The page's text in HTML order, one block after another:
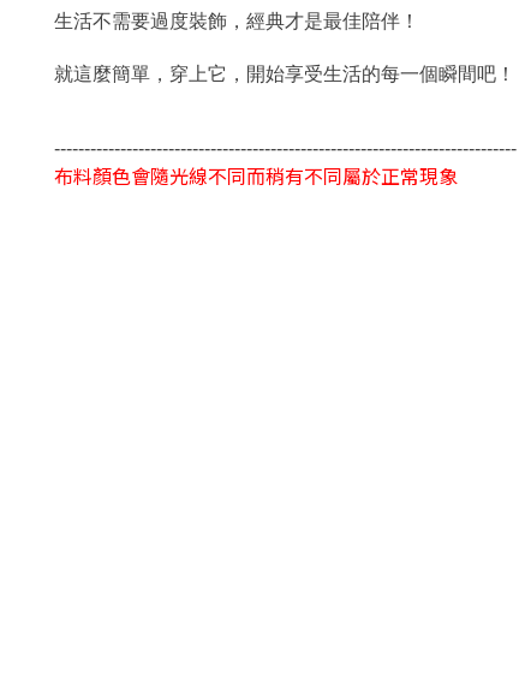
生活不需要過度裝飾，經典才是最佳陪伴！
就這麼簡單，穿上它，開始享受生活的每一個瞬間吧！
-----------------------------------------------------------------------------
布料顏色會隨光線不同而稍有不同屬於正常現象